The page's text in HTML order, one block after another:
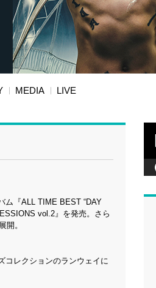
MEDIA LIVE
ム『ALL TIME BEST “DAY
vol.2』を発売。さら
開。
コレクションのランウェイに